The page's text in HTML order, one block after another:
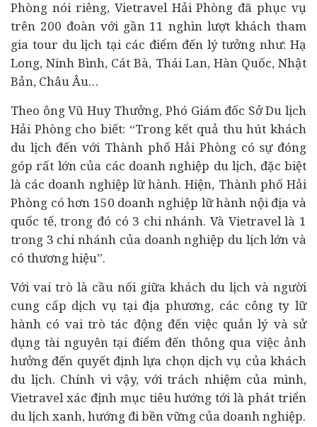
Phòng nói riêng, Vietravel Hải Phòng đã phục vụ
trên 200 đoàn với gần 11 nghìn lượt khách tham
gia tour du lịch tại các điểm đến lý tưởng như: Hạ
Long, Ninh Bình, Cát Bà, Thái Lan, Hàn Quốc, Nhật
Bản, Châu Âu…
Theo ông Vũ Huy Thưởng, Phó Giám đốc Sở Du lịch
Hải Phòng cho biết: “Trong kết quả thu hút khách
du lịch đến với Thành phố Hải Phòng có sự đóng
góp rất lớn của các doanh nghiệp du lịch, đặc biệt
là các doanh nghiệp lữ hành. Hiện, Thành phố Hải
Phòng có hơn 150 doanh nghiệp lữ hành nội địa và
quốc tế, trong đó có 3 chi nhánh. Và Vietravel là 1
trong 3 chi nhánh của doanh nghiệp du lịch lớn và
có thương hiệu”.
Với vai trò là cầu nối giữa khách du lịch và người
cung cấp dịch vụ tại địa phương, các công ty lữ
hành có vai trò tác động đến việc quản lý và sử
dụng tài nguyên tại điểm đến thông qua việc ảnh
hưởng đến quyết định lựa chọn dịch vụ của khách
du lịch. Chính vì vậy, với trách nhiệm của mình,
Vietravel xác định mục tiêu hướng tới là phát triển
du lịch xanh, hướng đi bền vững của doanh nghiệp.